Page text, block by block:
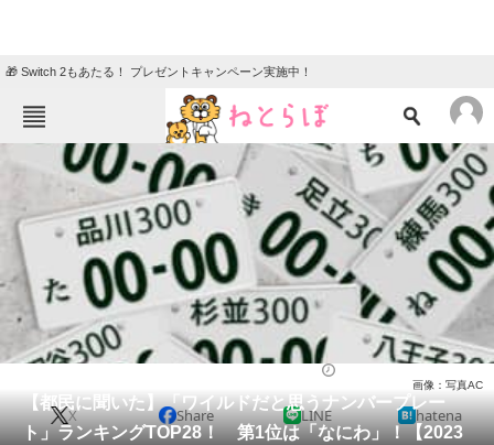
🎁 Switch 2もあたる！ プレゼントキャンペーン実施中！
ねとらぼメニュー
エンタメ クイズ
グルメ 地域
住まい 教育・育児
動物 リサーチ
会員記事
【都民に聞いた】「ワイルドだと思うナンバープレー
ト」ランキングTOP28！ 第1位は「なにわ」！【2023
画像：写真AC
X Share LINE hatena